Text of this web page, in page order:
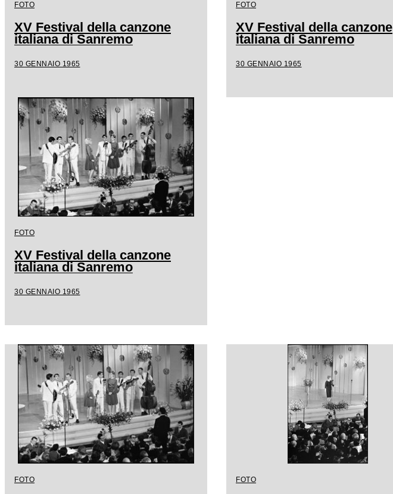
FOTO
XV Festival della canzone
italiana di Sanremo
30 GENNAIO 1965
FOTO
XV Festival della canzone
italiana di Sanremo
30 GENNAIO 1965
FOTO
XV Festival della canzone
italiana di Sanremo
30 GENNAIO 1965
FOTO FOTO